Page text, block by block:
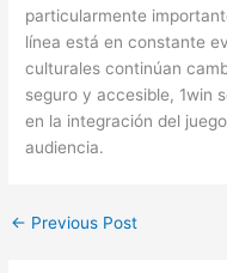
particularmente
línea está en constante
culturales continúan
seguro y accesible, 1win
en la integración del
audiencia.
← Previous Post